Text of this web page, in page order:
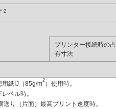
＊2
プリンター接続時の占
有寸法
用紙IJ（85g/m2 ）使用時。
ベル時。
送り（片面）最高プリント速度時。